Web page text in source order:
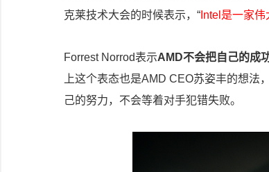
克莱技术大会的时候表示，“ Intel 是一家伟
Forrest Norrod表示AMD不会把自己的成
上这个表态也是AMD CEO苏姿丰的想法
己的努力，不会等着对手犯错失败。